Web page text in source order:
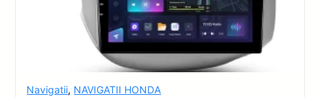
Navigatii, NAVIGATII HONDA